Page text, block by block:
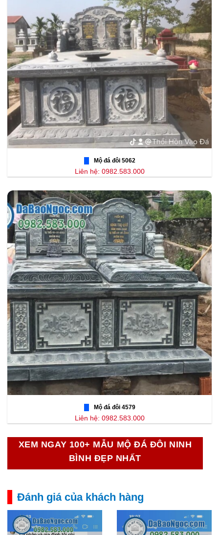
Mộ đá đôi 5062
Liên hệ: 0982.583.000
Mộ đá đôi 4579
Liên hệ: 0982.583.000
XEM NGAY 100+ MẪU MỘ ĐÁ ĐÔI NINH
BÌNH ĐẸP NHẤT
Đánh giá của khách hàng